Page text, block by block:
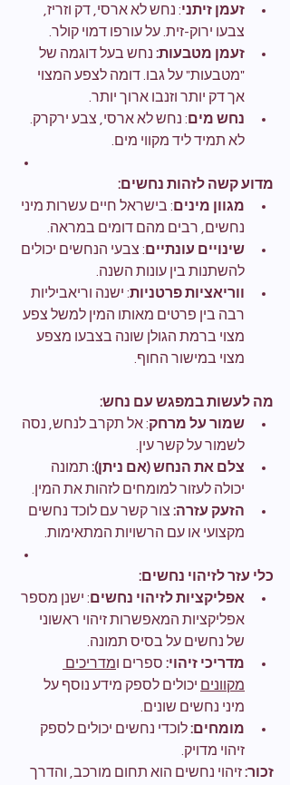
זעמן זיתני: נחש לא ארסי, דק וזריז,
צבעו ירוק-זית. על עורפו דמוי קולר.
זעמן מטבעות: נחש בעל דוגמה של
"מטבעות" על גבו. דומה לצפע המצוי
אך דק יותר וזנבו ארוך יותר.
נחש מים: נחש לא ארסי, צבע ירקרק.
לא תמיד ליד מקווי מים.
מדוע קשה לזהות נחשים:
מגוון מינים: בישראל חיים עשרות מיני
נחשים, רבים מהם דומים במראה.
שינויים עונתיים: צבעי הנחשים יכולים
להשתנות בין עונות השנה.
ווריאציות פרטניות: ישנה וריאביליות
רבה בין פרטים מאותו המין למשל צפע
מצוי ברמת הגולן שונה בצבעו מצפע
מצוי במישור החוף.
מה לעשות במפגש עם נחש:
שמור על מרחק: אל תקרב לנחש, נסה
לשמור על קשר עין.
צלם את הנחש (אם ניתן): תמונה
יכולה לעזור למומחים לזהות את המין.
הזעק עזרה: צור קשר עם לוכד נחשים
מקצועי או עם הרשויות המתאימות.
כלי עזר לזיהוי נחשים:
אפליקציות לזיהוי נחשים: ישנן מספר
אפליקציות המאפשרות זיהוי ראשוני
של נחשים על בסיס תמונה.
מדריכי זיהוי: ספרים ומדריכים
מקוונים יכולים לספק מידע נוסף על
מיני נחשים שונים.
מומחים: לוכדי נחשים יכולים לספק
זיהוי מדויק.
זכור: זיהוי נחשים הוא תחום מורכב, והדרך